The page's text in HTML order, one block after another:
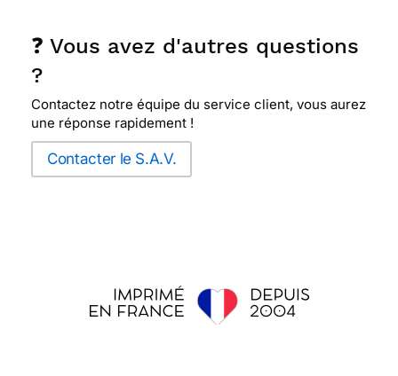
❓ Vous avez d'autres questions
?
Contactez notre équipe du service client, vous aurez
une réponse rapidement !
Contacter le S.A.V.